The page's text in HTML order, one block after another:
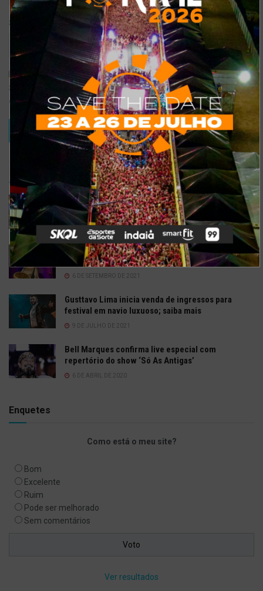
Site
Salvar meus dados neste navegador para a próxima vez que eu
comentar.
COMMENTS RECENTES
Confira a programação completa do São João de
Maracanaú 2022
19 DE JULHO DE 2022
Confira 5 restaurantes temáticos em Fortaleza
para visitar neste feriado
6 DE SETEMBRO DE 2021
Gusttavo Lima inicia venda de ingressos para
festival em navio luxuoso; saiba mais
9 DE JULHO DE 2021
Bell Marques confirma live especial com
repertório do show ‘Só As Antigas’
6 DE ABRIL DE 2020
Enquetes
Como está o meu site?
Bom
Excelente
Ruim
Pode ser melhorado
Sem comentários
Ver resultados